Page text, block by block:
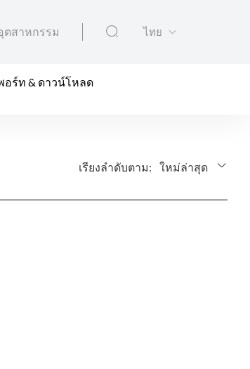
ตสาหกรรม ไทย
ร์ท & ดาวน์โหลด
เรียงลำดับตาม: ใหม่ล่าสุด